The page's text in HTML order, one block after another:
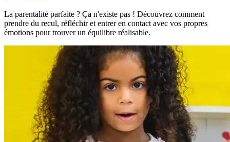
La parentalité parfaite ? Ça n'existe pas ! Découvrez comment
prendre du recul, réfléchir et entrer en contact avec vos propres
émotions pour trouver un équilibre réalisable.